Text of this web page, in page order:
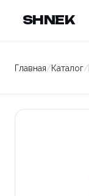
SHNEK
Главная/Каталог/